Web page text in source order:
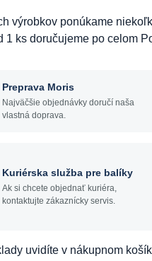
výrobkov ponúkame
1 ks doručujeme po celom
Preprava Moris
Najväčšie objednávky doručí naša
vlastná doprava.
Kuriérska služba pre balíky
Ak si chcete objednať kuriéra,
kontaktujte zákaznícky servis.
uvidíte v nákupnom